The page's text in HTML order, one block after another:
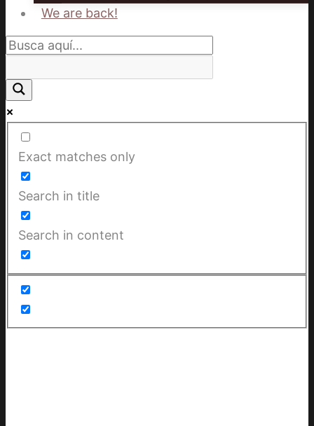
We are back!
Exact matches only
Search in title
Search in content